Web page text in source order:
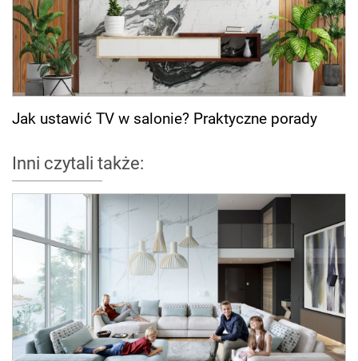
Jak ustawić TV w salonie? Praktyczne porady
Inni czytali także: